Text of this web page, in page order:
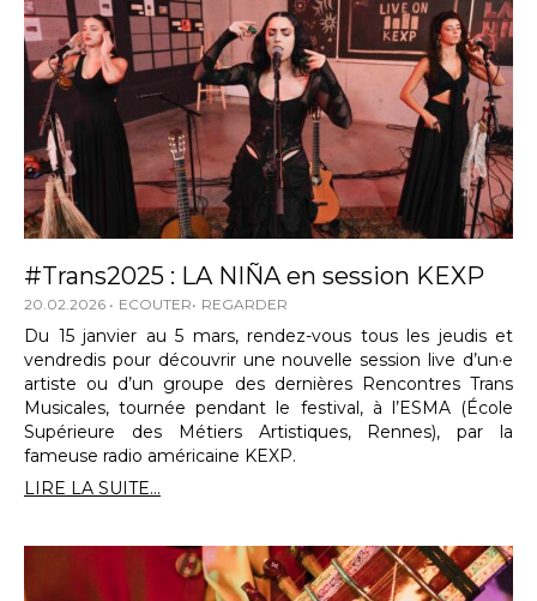
#Trans2025 : LA NIÑA en session KEXP
20.02.2026 ECOUTER REGARDER
Du 15 janvier au 5 mars, rendez-vous tous les jeudis et
vendredis pour découvrir une nouvelle session live d’un·e
artiste ou d’un groupe des dernières Rencontres Trans
Musicales, tournée pendant le festival, à l’ESMA (École
Supérieure des Métiers Artistiques, Rennes), par la
fameuse radio américaine KEXP.
LIRE LA SUITE...